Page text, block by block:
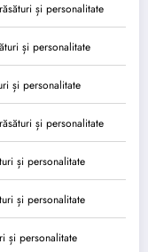
și personalitate
și personalitate
și personalitate
și personalitate
și personalitate
și personalitate
și personalitate